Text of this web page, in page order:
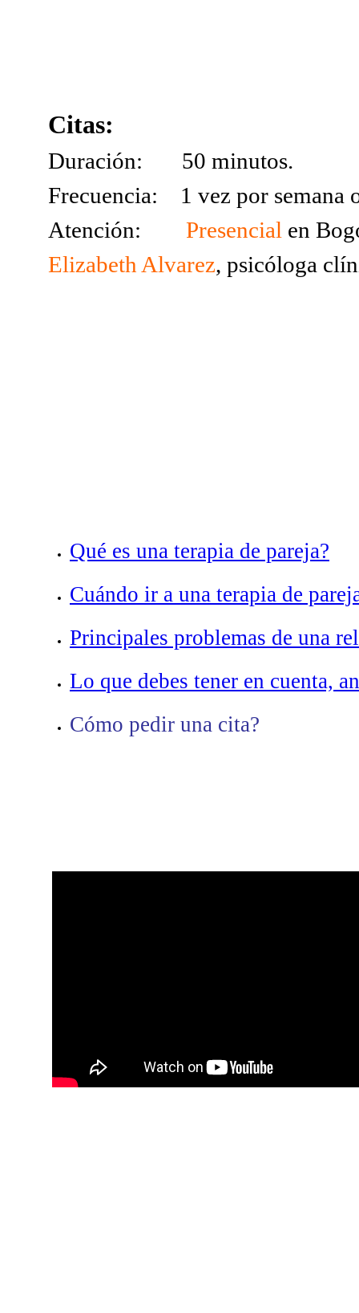
Citas:
Duración: 50 minutos.
Frecuencia: 1 vez por semana
Atención: Presencial en
Elizabeth Alvarez, psicóloga
Qué es una terapia de pareja?
Cuándo ir a una terapia de
Principales problemas de una
Lo que debes tener en cuenta,
Cómo pedir una cita?